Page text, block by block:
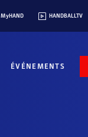
MyHAND HANDBALLTV
ÉVÉNEMENTS